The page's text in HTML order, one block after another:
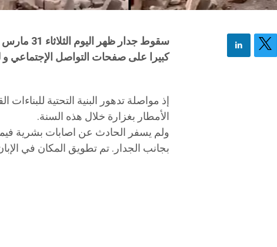
سقوط
كبيرا على صفحات التواصل الإجتماعي
إذ مواصلة تدهور البنية التحتية
الأمطار بغزارة خلال هذه السنة.
ولم يسفر الحادث عن اصابات بشرية
بجانب الجدار. تم تطويق المكان في